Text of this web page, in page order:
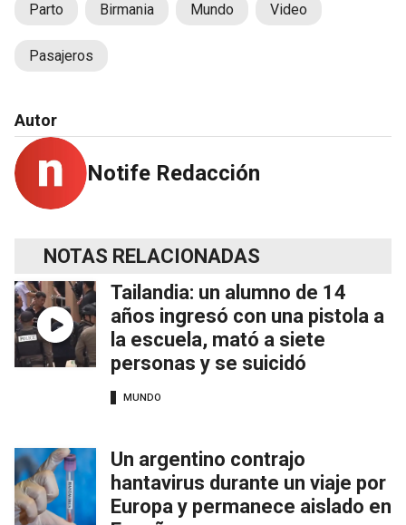
Parto Birmania Mundo Video
Pasajeros
Autor
Notife Redacción
NOTAS RELACIONADAS
Tailandia: un alumno de 14
años ingresó con una pistola a
la escuela, mató a siete
personas y se suicidó
MUNDO
Un argentino contrajo
hantavirus durante un viaje por
Europa y permanece aislado en